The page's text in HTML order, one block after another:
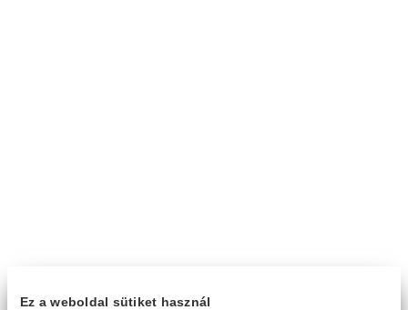
Ez a weboldal sütiket használ